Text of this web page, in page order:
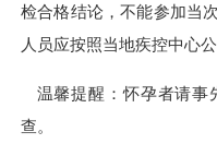
检合格结论，不能参加当
人员应按照当地疾控中心
温馨提醒：怀孕者请事
查。